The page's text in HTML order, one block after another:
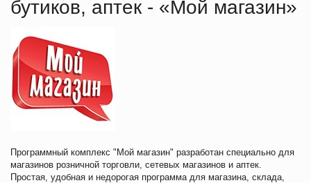
бутиков, аптек - «Мой магазин»
Программный комплекс "Мой магазин" разработан специально для
магазинов розничной торговли, сетевых магазинов и аптек.
Простая, удобная и недорогая программа для магазина, склада,